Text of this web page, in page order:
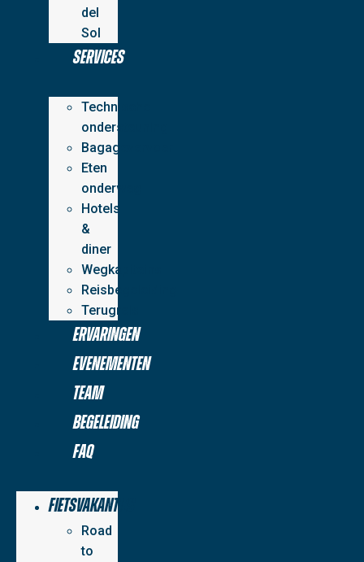
del
Sol
Services
Technische
ondersteuning
Bagagevervoer
Eten
onderweg
Hotels
&
diner
Wegkapiteins
Reisbegeleiding
Terugreis
Ervaringen
Evenementen
Team
Begeleiding
FAQ
Fietsvakanties
Road
to